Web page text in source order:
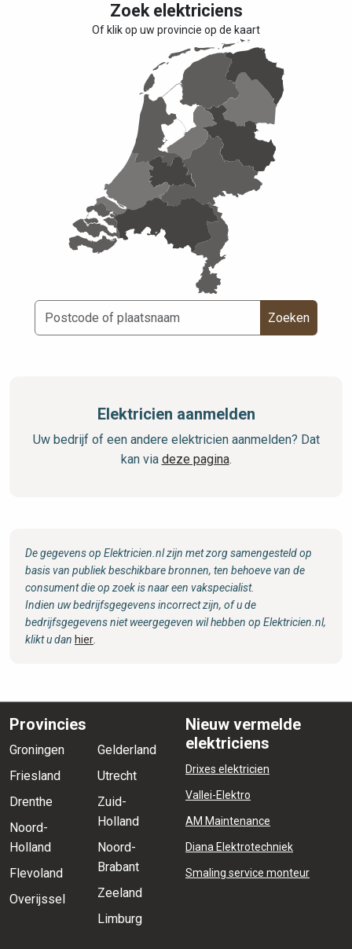
Zoek elektriciens
Of klik op uw provincie op de kaart
Zoeken
Elektricien aanmelden
Uw bedrijf of een andere elektricien aanmelden? Dat
kan via deze pagina.
De gegevens op Elektricien.nl zijn met zorg samengesteld op
basis van publiek beschikbare bronnen, ten behoeve van de
consument die op zoek is naar een vakspecialist.
Indien uw bedrijfsgegevens incorrect zijn, of u de
bedrijfsgegevens niet weergegeven wil hebben op Elektricien.nl,
klikt u dan hier
Provincies
Groningen
Friesland
Drenthe
Noord-
Holland
Flevoland
Overijssel
Gelderland
Utrecht
Zuid-
Holland
Noord-
Brabant
Zeeland
Limburg
Nieuw vermelde
elektriciens
Drixes elektricien
Vallei-Elektro
AM Maintenance
Diana Elektrotechniek
Smaling service monteur